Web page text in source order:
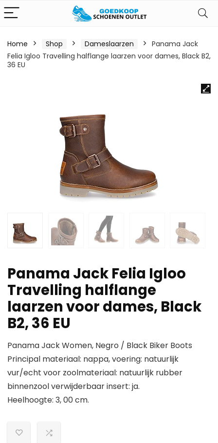
Home Shop Dameslaarzen
Panama Jack
Felia Igloo Travelling halflange laarzen voor dames, Black B2,
36 EU
Panama Jack Felia Igloo
Travelling halflange
laarzen voor dames, Black
B2, 36 EU
Panama Jack Women, Negro / Black Biker Boots
Principal materiaal: nappa, voering: natuurlijk
vur/echt voor zoolmateriaal: natuurlijk rubber
binnenzool verwijderbaar insert: ja.
Heelhoogte: 3, 00 cm.